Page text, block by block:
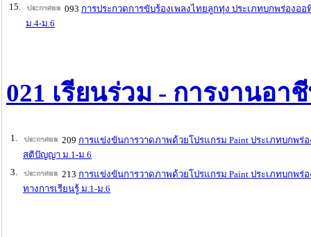
15.
093 การประกวดการขับร้องเพลงไทยลูกทุ่ง ประเภทบกพร่องออ
ม.4-ม.6
021 เรียนร่วม - การงานอา
1. 209 การแข่งขันการวาดภาพด้วยโปรแกรม Paint ประเภทบกพร่
สติปัญญา ม.1-ม.6
3.
213 การแข่งขันการวาดภาพด้วยโปรแกรม Paint ประเภทบกพร่อ
ทางการเรียนรู้ ม.1-ม.6